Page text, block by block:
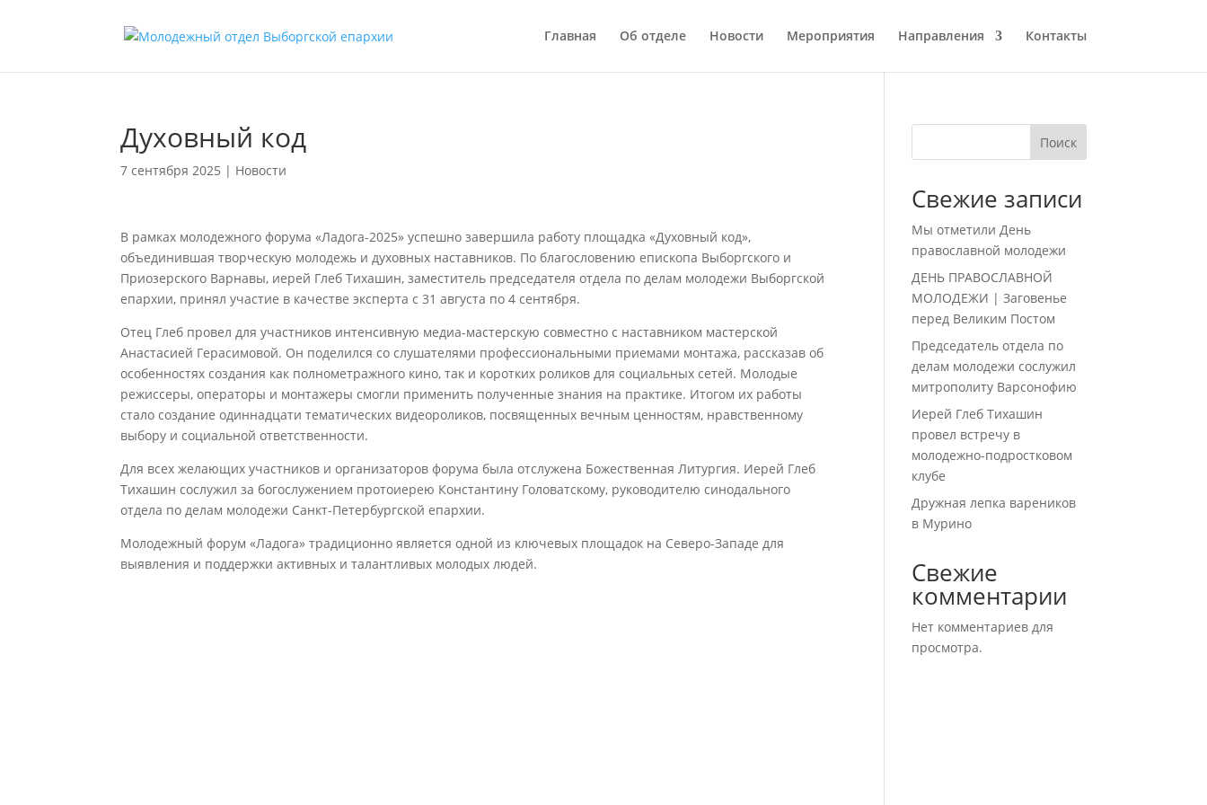
Главная Об отделе Новости Мероприятия Направления Контакты
Духовный код
7 сентября 2025 | Новости
В рамках молодежного форума «Ладога-2025» успешно завершила работу площадка «Духовный код»,
объединившая творческую молодежь и духовных наставников. По благословению епископа Выборгского и
Приозерского Варнавы, иерей Глеб Тихашин, заместитель председателя отдела по делам молодежи Выборгской
епархии, принял участие в качестве эксперта с 31 августа по 4 сентября.
Отец Глеб провел для участников интенсивную медиа-мастерскую совместно с наставником мастерской
Анастасией Герасимовой. Он поделился со слушателями профессиональными приемами монтажа, рассказав об
особенностях создания как полнометражного кино, так и коротких роликов для социальных сетей. Молодые
режиссеры, операторы и монтажеры смогли применить полученные знания на практике. Итогом их работы
стало создание одиннадцати тематических видеороликов, посвященных вечным ценностям, нравственному
выбору и социальной ответственности.
Для всех желающих участников и организаторов форума была отслужена Божественная Литургия. Иерей Глеб
Тихашин сослужил за богослужением протоиерею Константину Головатскому, руководителю синодального
отдела по делам молодежи Санкт-Петербургской епархии.
Молодежный форум «Ладога» традиционно является одной из ключевых площадок на Северо-Западе для
выявления и поддержки активных и талантливых молодых людей.
Поиск
Свежие записи
Мы отметили День
православной молодежи
ДЕНЬ ПРАВОСЛАВНОЙ
МОЛОДЕЖИ | Заговенье
перед Великим Постом
Председатель отдела по
делам молодежи сослужил
митрополиту Варсонофию
Иерей Глеб Тихашин
провел встречу в
молодежно-подростковом
клубе
Дружная лепка вареников
в Мурино
Свежие
комментарии
Нет комментариев для
просмотра.